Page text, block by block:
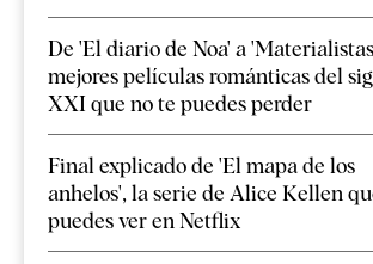
De 'El diario de Noa' a
mejores películas románticas del
XXI que no te puedes perder
Final explicado de 'El mapa de los
anhelos', la serie de Alice Kellen
puedes ver en Netflix